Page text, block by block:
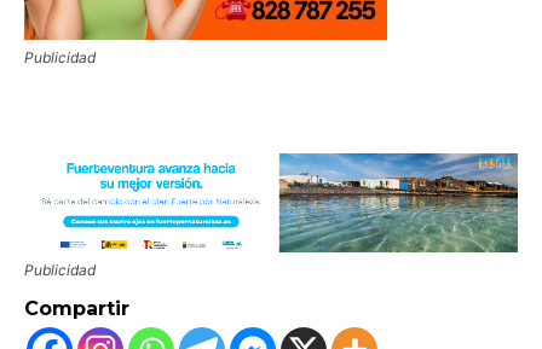
Publicidad
Publicidad
Compartir